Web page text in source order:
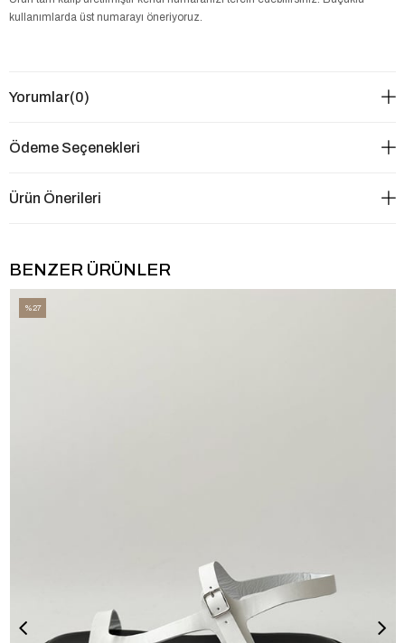
kullanımlarda üst numarayı öneriyoruz.
Yorumlar(0)
Ödeme Seçenekleri
Ürün Önerileri
BENZER ÜRÜNLER
%27